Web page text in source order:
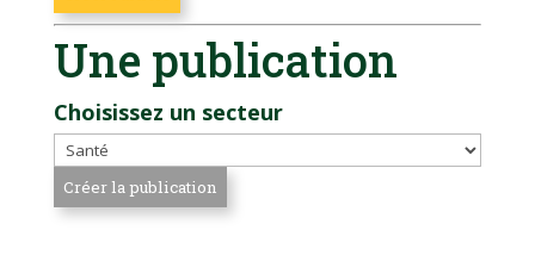
Une publication
Choisissez un secteur